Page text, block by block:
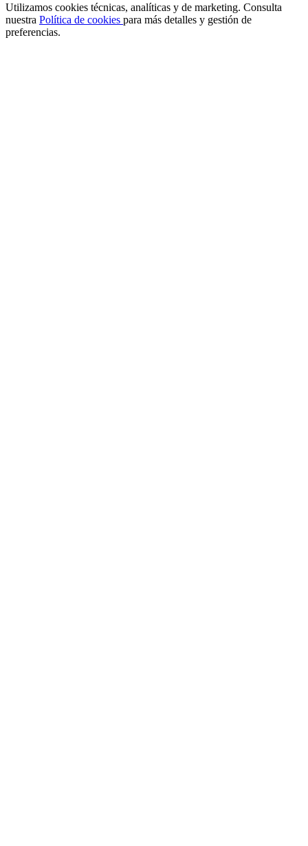
Utilizamos cookies técnicas, analíticas y de marketing. Consulta
nuestra Política de cookies para más detalles y gestión de
preferencias.